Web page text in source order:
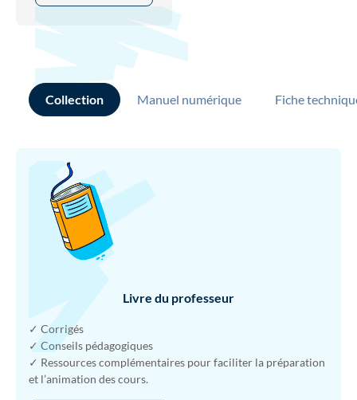
Collection Manuel numérique Fiche
Livre du professeur
✓ Corrigés
✓ Conseils pédagogiques
✓ Ressources complémentaires pour faciliter la préparation
et l’animation des cours.